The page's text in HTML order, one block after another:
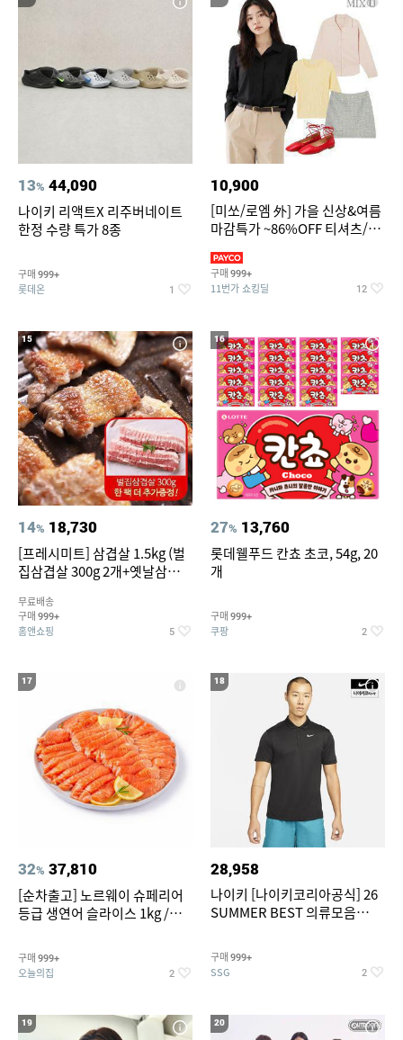
13% 44,090
나이키 리액트X 리주버네이트
한정 수량 특가 8종
구매 999+
롯데온 1
10,900
[미쏘/로엠 外] 가을 신상&여름
마감특가 ~86%OFF 티셔츠/슬
구매 999+
11번가 쇼킹딜 12
15
14% 18,730
[프레시미트] 삼겹살 1.5kg (벌
집삼겹살 300g 2개+옛날삼겹살
팩 추가증정)
무료배송
구매 999+
홈앤쇼핑 5
16
27% 13,760
롯데웰푸드 칸쵸 초코, 54g, 20
개
구매 999+
쿠팡 2
17
32% 37,810
[순차출고] 노르웨이 슈페리어
등급 생연어 슬라이스 1kg /
구매 999+
오늘의집 2
18
28,958
나이키 [나이키코리아공식] 26
SUMMER BEST 의류모음
구매 999+
SSG 2
19 20